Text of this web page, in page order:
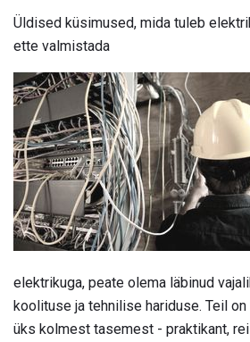
Üldised küsimused, mida tuleb
ette valmistada
elektrikuga, peate olema läbinud
koolituse ja tehnilise hariduse. Teil
üks kolmest tasemest - praktikant,